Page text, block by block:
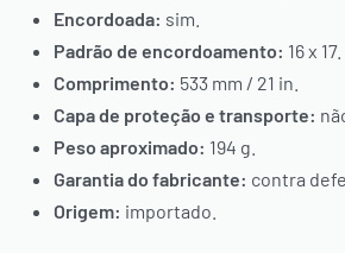
Encordoada: sim.
Padrão de encordoamento: 16 x 17.
Comprimento: 533 mm / 21 in.
Capa de proteção e transporte:
Peso aproximado: 194 g.
Garantia do fabricante: contra
Origem: importado.